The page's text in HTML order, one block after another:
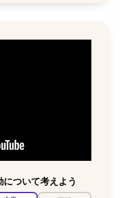
ついて考えよう